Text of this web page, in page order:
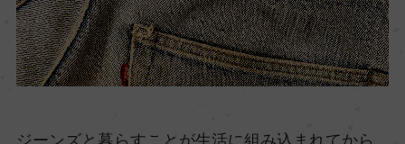
ジーンズと暮らすことが生活に組み込まれてから